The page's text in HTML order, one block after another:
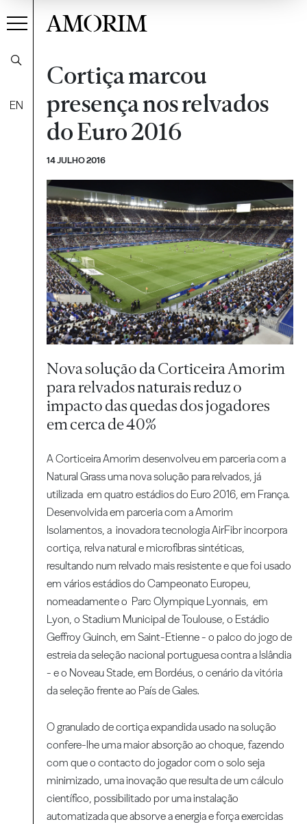
EN
AMORIM
Cortiça marcou
presença nos relvados
do Euro 2016
14 JULHO 2016
Nova solução da Corticeira Amorim
para relvados naturais reduz o
impacto das quedas dos jogadores
em cerca de 40%
A Corticeira Amorim desenvolveu em parceria com a
Natural Grass uma nova solução para relvados, já
utilizada em quatro estádios do Euro 2016, em França.
Desenvolvida em parceria com a Amorim
Isolamentos, a inovadora tecnologia AirFibr incorpora
cortiça, relva natural e microfibras sintéticas,
resultando num relvado mais resistente e que foi usado
em vários estádios do Campeonato Europeu,
nomeadamente o Parc Olympique Lyonnais, em
Lyon, o Stadium Municipal de Toulouse, o Estádio
Geffroy Guinch, em Saint-Etienne - o palco do jogo de
estreia da seleção nacional portuguesa contra a Islândia
- e o Noveau Stade, em Bordéus, o cenário da vitória
da seleção frente ao País de Gales.
O granulado de cortiça expandida usado na solução
confere-lhe uma maior absorção ao choque, fazendo
com que o contacto do jogador com o solo seja
minimizado, uma inovação que resulta de um cálculo
científico, possibilitado por uma instalação
automatizada que absorve a energia e força exercidas